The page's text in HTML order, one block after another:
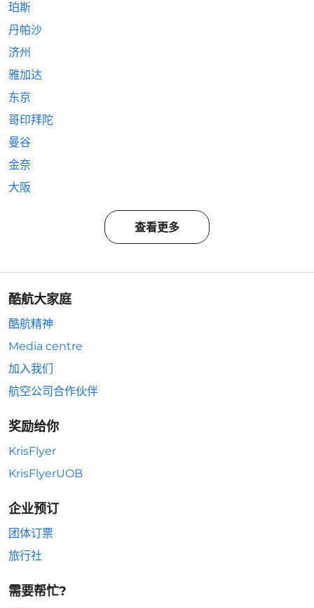
珀斯
丹帕沙
济州
雅加达
东京
哥印拜陀
曼谷
金奈
大阪
查看更多
酷航大家庭
酷航精神
Media centre
加入我们
航空公司合作伙伴
奖励给你
KrisFlyer
KrisFlyerUOB
企业预订
团体订票
旅行社
需要帮忙?